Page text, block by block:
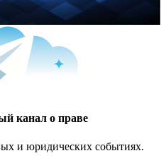
канал о праве
и юридических событиях.